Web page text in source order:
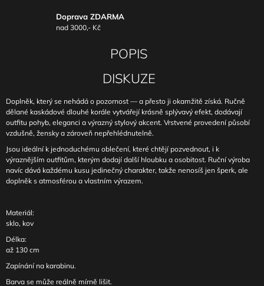
Doprava ZDARMA
nad 3000,- Kč
POPIS
DISKUZE
Doplněk, který se nehádá o pozornost — a přesto ji okamžitě získá. Ručně
dělané kaskádové dlouhé korále vytvářejí krásně splývavý efekt, dodávají
outfitu pohyb, eleganci a výrazný stylový akcent. Vrstvené provedení působí
vzdušně, žensky a zároveň nepřehlédnutelně.
Jsou ideální k jednoduchému oblečení, které chtějí pozvednout, i k
výraznějším outfitům, kterým dodají další hloubku a osobitost. Ruční výroba
navíc dává každému kusu jedinečný charakter, takže nenosíš jen šperk, ale
doplněk s atmosférou a vlastním výrazem.
Materiál:
sklo, kov
Délka:
až 130 cm
Zapínání na karabinu.
Barva se může reálně mírně lišit.